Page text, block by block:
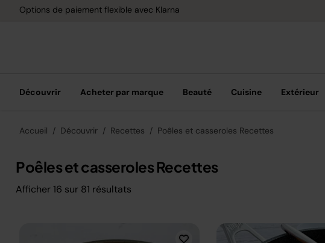
Options de paiement flexible avec Klarna
Découvrir Acheter par marque Beauté Cuisine Extérieur
Accueil Découvrir Recettes Poêles et casseroles Recettes
Poêles et casseroles Recettes
Afficher 16 sur 81 résultats